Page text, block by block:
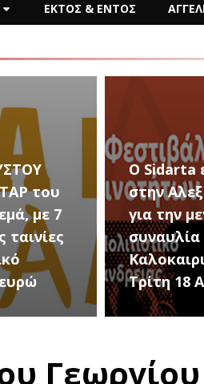
ΕΚΤΟΣ & ΕΝΤΟΣ
την
Σωτήρος)
Γεωργίου